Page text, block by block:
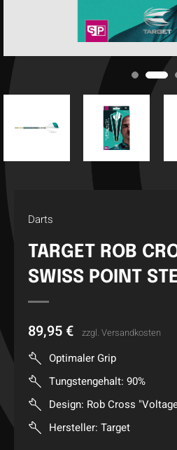
Darts
TARGET ROB
SWISS POINT
89,95 € zzgl. Versandkosten
Optimaler Grip
Tungstengehalt: 90%
Design: Rob Cross
Hersteller: Target